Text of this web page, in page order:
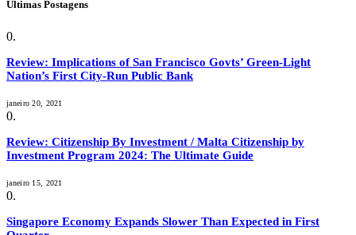
Últimas Postagens
Review: Implications of San Francisco Govts’ Green-Light
Nation’s First City-Run Public Bank
janeiro 20, 2021
Review: Citizenship By Investment / Malta Citizenship by
Investment Program 2024: The Ultimate Guide
janeiro 15, 2021
Singapore Economy Expands Slower Than Expected in First